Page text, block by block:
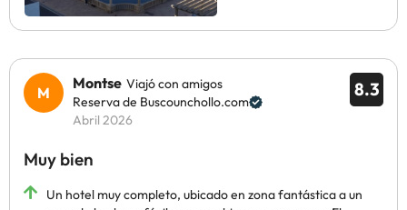
8.3
Montse Viajó con amigos
Reserva de Buscounchollo.com
Abril 2026
Muy bien
Un hotel muy completo, ubicado en zona fantástica a un